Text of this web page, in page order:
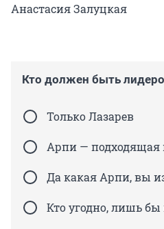
Анастасия Залуцкая
Кто должен быть
Только Лазарев
Арпи — подходящая
Да какая Арпи, вы
Кто угодно, лишь